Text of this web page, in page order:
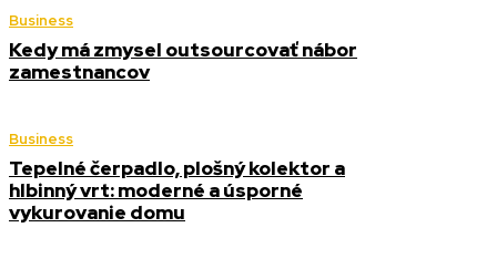
Business
Kedy má zmysel outsourcovať nábor
zamestnancov
Business
Tepelné čerpadlo, plošný kolektor a
hlbinný vrt: moderné a úsporné
vykurovanie domu